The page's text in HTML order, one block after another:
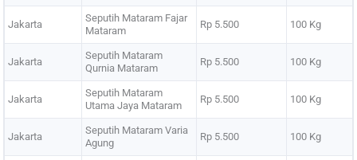
Jakarta
Seputih Mataram Fajar
Mataram
Rp 5.500 100 Kg
Jakarta
Seputih Mataram
Qurnia Mataram
Rp 5.500 100 Kg
Jakarta
Seputih Mataram
Utama Jaya Mataram
Rp 5.500 100 Kg
Jakarta
Seputih Mataram Varia
Agung
Rp 5.500 100 Kg